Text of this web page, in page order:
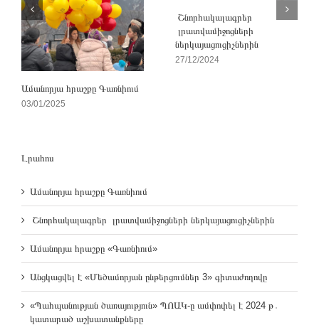
Ամանորյա հրաշքը Գառնիում
03/01/2025
Շնորհակալագրեր
լրատվամիջոցների
ներկայացուցիչներին
27/12/2024
Լրահոս
Ամանորյա հրաշքը Գառնիում
Շնորհակալագրեր լրատվամիջոցների ներկայացուցիչներին
Ամանորյա հրաշքը «Գառնիում»
Անցկացվել է «Մեծամորյան ընթերցումներ 3» գիտաժողովը
«Պահպանության ծառայություն» ՊՈԱԿ-ը ամփոփել է 2024 թ․
կատարած աշխատանքները